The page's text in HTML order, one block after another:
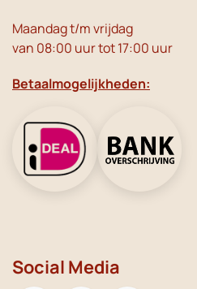
Maandag t/m vrijdag
van 08:00 uur tot 17:00 uur
Betaalmogelijkheden:
Social Media